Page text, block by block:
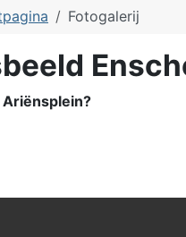
Fotogalerij